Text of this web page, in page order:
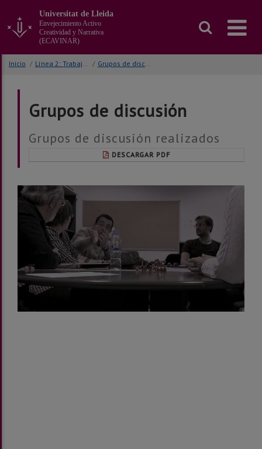
contenido
principal
de
Universitat de Lleida
Envejecimiento Activo
Creatividad y Narrativa
(ECAVINAR)
Inicio / Línea 2: Trabajo de campo / Grupos de discusión
Grupos de discusión
Grupos de discusión realizados
DESCARGAR PDF